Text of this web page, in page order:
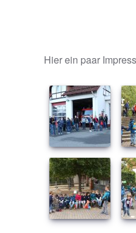
Hier ein paar